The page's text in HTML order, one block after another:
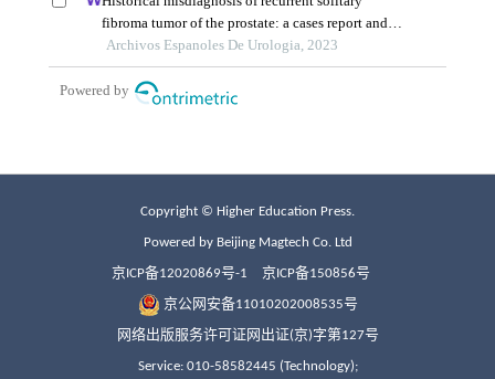
Copyright © Higher Education Press.
Powered by Beijing Magtech Co. Ltd
京ICP备12020869号-1 京ICP备150856号
京公网安备11010202008535号
网络出版服务许可证网出证(京)字第127号
Service: 010-58582445 (Technology);